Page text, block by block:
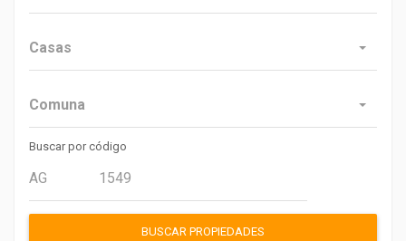
Casas
Comuna
Buscar por código
BUSCAR PROPIEDADES